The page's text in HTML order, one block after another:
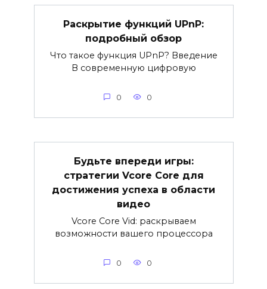
Раскрытие функций UPnP:
подробный обзор
Что такое функция UPnP? Введение
В современную цифровую
0 0
Будьте впереди игры:
стратегии Vcore Core для
достижения успеха в области
видео
Vcore Core Vid: раскрываем
возможности вашего процессора
0 0